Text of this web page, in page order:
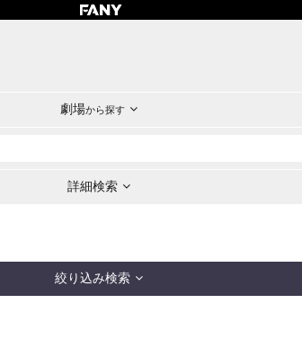
劇場から探す
詳細検索
絞り込み検索